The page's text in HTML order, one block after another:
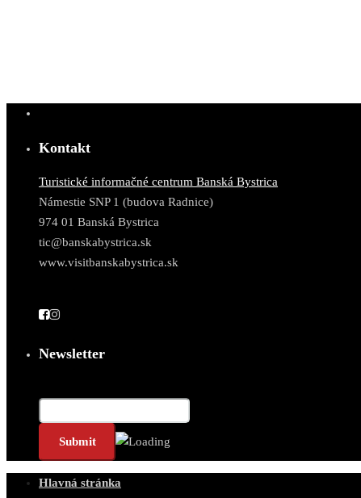
Kontakt
Turistické informačné centrum Banská Bystrica
Námestie SNP 1 (budova Radnice)
974 01 Banská Bystrica
tic@banskabystrica.sk
www.visitbanskabystrica.sk
Newsletter
Hlavná stránka